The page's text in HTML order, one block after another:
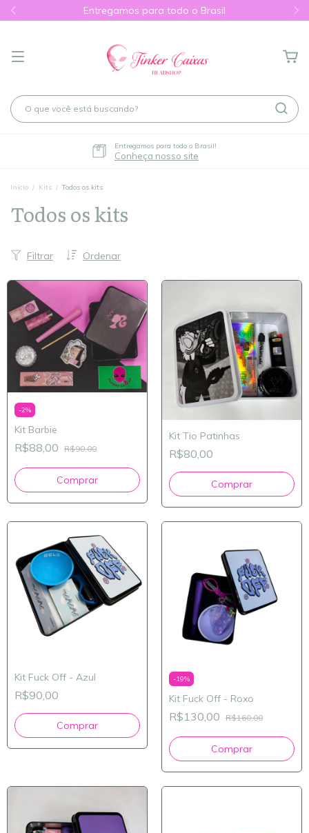
Entregamos para todo o Brasil
Entregamos para todo o Brasil!
Conheça nosso site
Início / Kits / Todos os kits
Todos os kits
Ordenar
Filtrar
-2%
Kit Barbie
R$88,00 R$90,00
Kit Tio Patinhas
R$80,00
Kit Fuck Off - Azul
R$90,00
-19%
Kit Fuck Off - Roxo
R$130,00 R$160,00